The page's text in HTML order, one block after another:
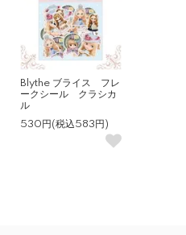
Blythe ブライス フレ
ークシール クラシカ
ル
530円(税込583円)